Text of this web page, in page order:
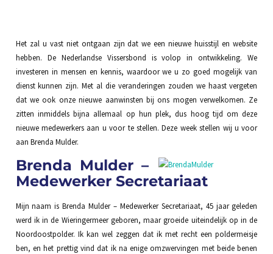
Het zal u vast niet ontgaan zijn dat we een nieuwe huisstijl en website
hebben. De Nederlandse Vissersbond is volop in ontwikkeling. We
investeren in mensen en kennis, waardoor we u zo goed mogelijk van
dienst kunnen zijn. Met al die veranderingen zouden we haast vergeten
dat we ook onze nieuwe aanwinsten bij ons mogen verwelkomen. Ze
zitten inmiddels bijna allemaal op hun plek, dus hoog tijd om deze
nieuwe medewerkers aan u voor te stellen. Deze week stellen wij u voor
aan Brenda Mulder.
Brenda Mulder –
Medewerker Secretariaat
Mijn naam is Brenda Mulder – Medewerker Secretariaat, 45 jaar geleden
werd ik in de Wieringermeer geboren, maar groeide uiteindelijk op in de
Noordoostpolder. Ik kan wel zeggen dat ik met recht een poldermeisje
ben, en het prettig vind dat ik na enige omzwervingen met beide benen